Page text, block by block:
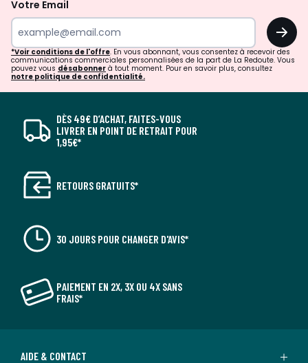
Votre Email
OK
*Voir conditions de l'offre. En vous abonnant, vous consentez à recevoir des
communications commerciales personnalisées de la part de La Redoute. Vous
pouvez vous désabonner à tout moment. Pour en savoir plus, consultez
notre politique de confidentialité.
DÈS 49€ D’ACHAT, FAITES-VOUS
LIVRER EN POINT DE RETRAIT POUR
1,95€*
RETOURS GRATUITS*
30 JOURS POUR CHANGER D'AVIS*
PAIEMENT EN 2X, 3X OU 4X SANS
FRAIS*
AIDE & CONTACT